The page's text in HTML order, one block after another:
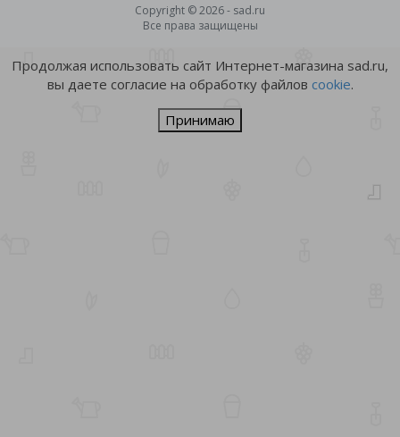
Copyright © 2026 - sad.ru
Все права защищены
Продолжая использовать сайт Интернет-магазина sad.ru,
вы даете согласие на обработку файлов cookie.
Принимаю